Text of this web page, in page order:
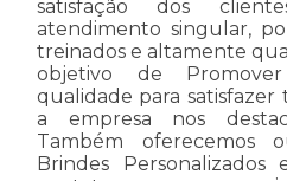
satisfação dos
atendimento singular,
treinados e altamente
objetivo de
qualidade para satisfazer
a empresa nos
Também oferecemos
Brindes